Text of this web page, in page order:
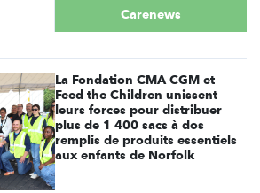
Carenews
La Fondation CMA CGM et
Feed the Children unissent
leurs forces pour distribuer
plus de 1 400 sacs à dos
remplis de produits essentiels
aux enfants de Norfolk